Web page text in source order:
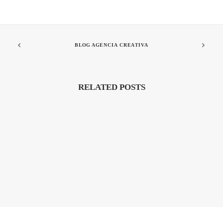
BLOG AGENCIA CREATIVA
RELATED POSTS